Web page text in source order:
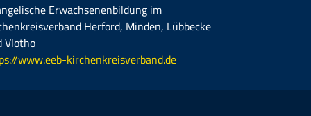
Erwachsenenbildung im
Herford, Minden, Lübbecke
Vlotho
www.eeb-kirchenkreisverband.de